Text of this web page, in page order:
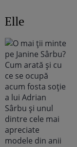
Elle